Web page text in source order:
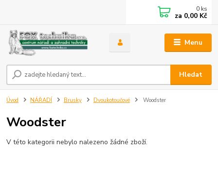
Menu
Hledat
0 ks
za 0,00 Kč
Úvod NÁŘADÍ Brusky Dvoukotoučové Woodster
Woodster
V této kategorii nebylo nalezeno žádné zboží.